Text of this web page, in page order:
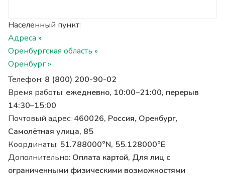
Населенный пункт:
Адреса »
Оренбургская область »
Оренбург »
Телефон: 8 (800) 200-90-02
Время работы: ежедневно, 10:00–21:00, перерыв
14:30–15:00
Почтовый адрес: 460026, Россия, Оренбург,
Самолётная улица, 85
Координаты: 51.788000°N, 55.128000°E
Дополнительно: Оплата картой, Для лиц с
ограниченными физическими возможностями